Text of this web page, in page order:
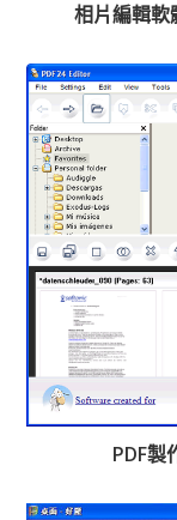
相片編輯
PDF製